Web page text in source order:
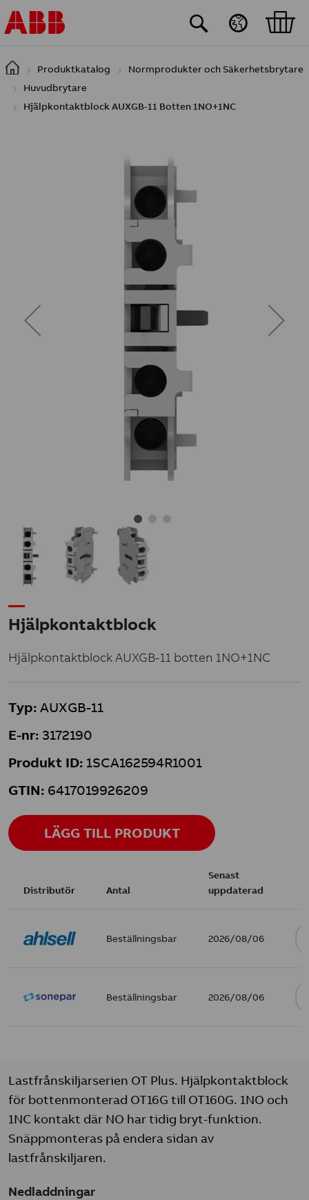
Hoppa till huvudinnehåll
Produktkatalog
Normprodukter och Säkerhetsbrytare
Huvudbrytare
Hjälpkontaktblock AUXGB-11 Botten 1NO+1NC
Hjälpkontaktblock
Hjälpkontaktblock AUXGB-11 botten 1NO+1NC
Typ: AUXGB-11
E-nr: 3172190
Produkt ID: 1SCA162594R1001
GTIN: 6417019926209
LÄGG TILL PRODUKT
Distributör Antal
Senast
uppdaterad
Beställningsbar 2026/08/06
Beställningsbar 2026/08/06
Lastfrånskiljarserien OT Plus. Hjälpkontaktblock
för bottenmonterad OT16G till OT160G. 1NO och
1NC kontakt där NO har tidig bryt-funktion.
Snäppmonteras på endera sidan av
lastfrånskiljaren.
Nedladdningar